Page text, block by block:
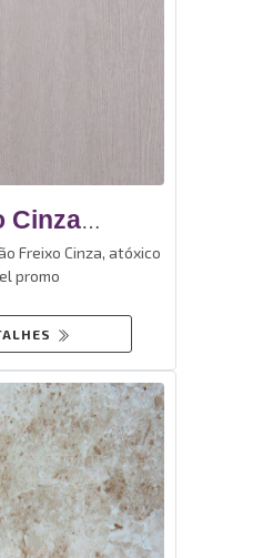
Cinza
De Vinil
Freixo Cinza, atóxico
promo